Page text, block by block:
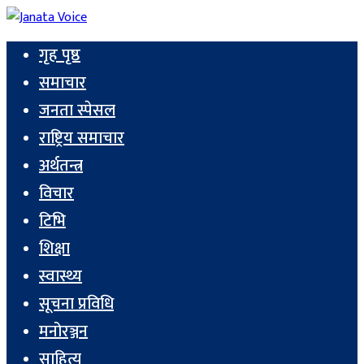
गृह पृष्ठ
समाचार
जनता स्पेसल
राष्ट्रिय समाचार
अर्थतन्त्र
विचार
टिभि
शिक्षा
स्वास्थ्य
सूचना प्रविधि
मनोरञ्जन